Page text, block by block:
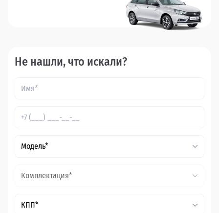
Не нашли, что искали?
Модель*
Комплектация*
КПП*